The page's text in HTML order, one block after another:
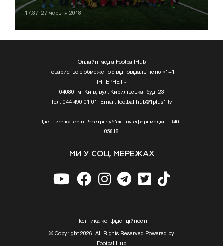
17:37, 27 червня 2018
Онлайн-медіа FootballHub
Товариство з обмеженою відповідальністю «1+1
ІНТЕРНЕТ»
04080, м. Київ, вул. Кирилівська, буд. 23
Тел. 044 490 01 01, Email: footballhub@1plus1.tv
Ідентифікатор в Реєстрі суб’єктіву сфері медіа - R40-
05818
МИ У СОЦ. МЕРЕЖАХ
Полiтика конфiденцiйностi
© Copyright 2026, All Rights Reserved Powered by
FootballHub